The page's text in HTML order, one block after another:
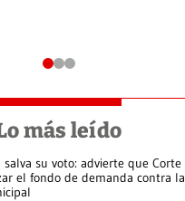
más leído
salva su voto: advierte que Corte
el fondo de demanda contra la